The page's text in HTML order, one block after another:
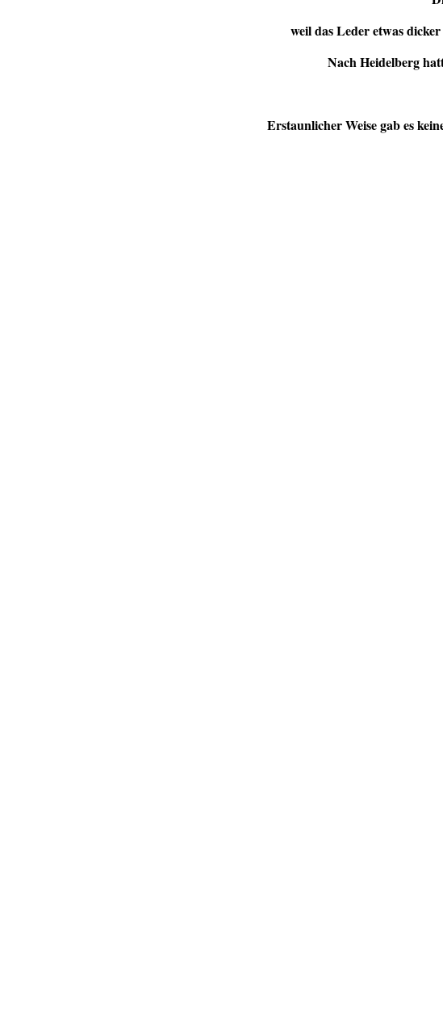
weil das Leder etwas
Nach Heidelberg
Erstaunlicher Weise gab es